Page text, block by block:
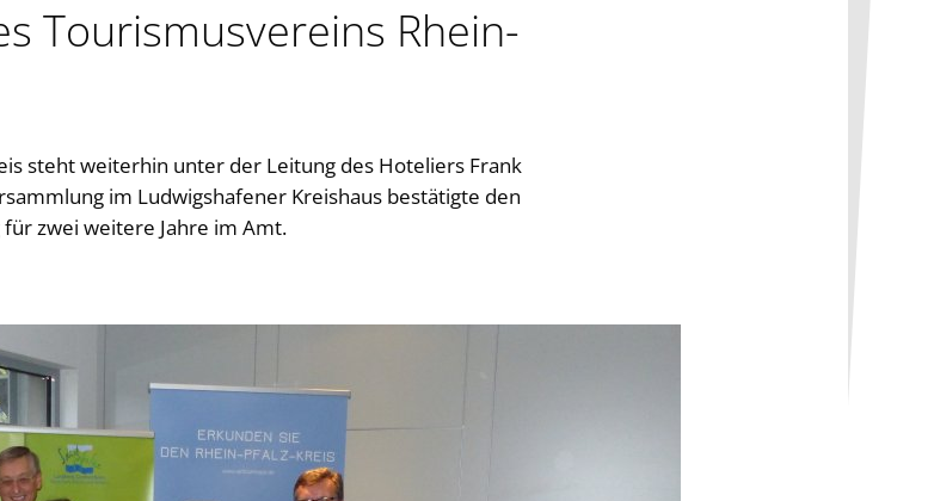
Tourismusvereins Rhein-
steht weiterhin unter der Leitung des Hoteliers Frank
im Ludwigshafener Kreishaus bestätigte den
zwei weitere Jahre im Amt.